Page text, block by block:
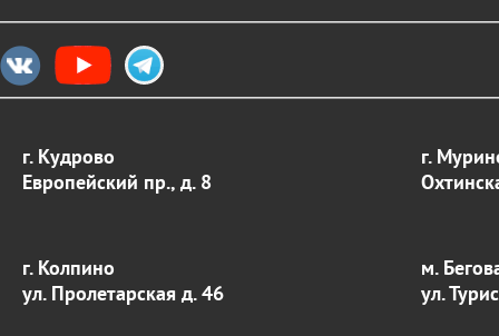
г. Кудрово
Европейский пр., д. 8
г.
г. Колпино
ул. Пролетарская д. 46
м.
ул.